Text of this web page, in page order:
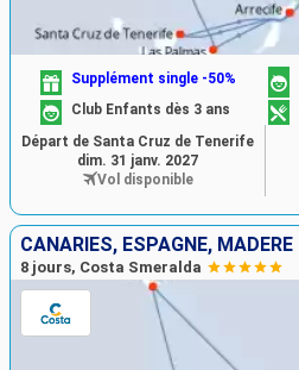
Supplément single -50%
Club Enfants dès 3 ans
Départ de Santa Cruz de Tenerife
dim. 31 janv. 2027
Vol disponible
CANARIES, ESPAGNE, MADÈRE
8 jours, Costa Smeralda